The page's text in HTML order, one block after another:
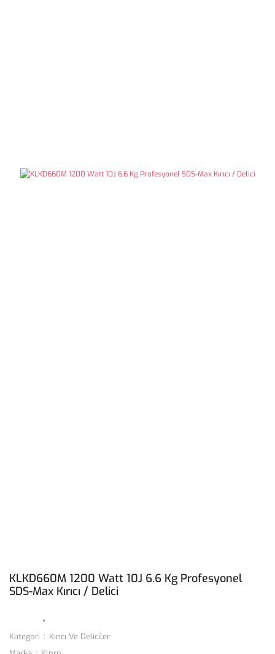
KLKD660M 1200 Watt 10J 6.6 Kg Profesyonel
SDS-Max Kırıcı / Delici
Kategori
Kırıcı Ve Deliciler